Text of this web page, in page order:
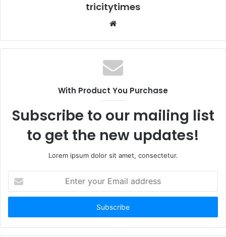
tricitytimes
Website
With Product You Purchase
Subscribe to our mailing list
to get the new updates!
Lorem ipsum dolor sit amet, consectetur.
your
Email